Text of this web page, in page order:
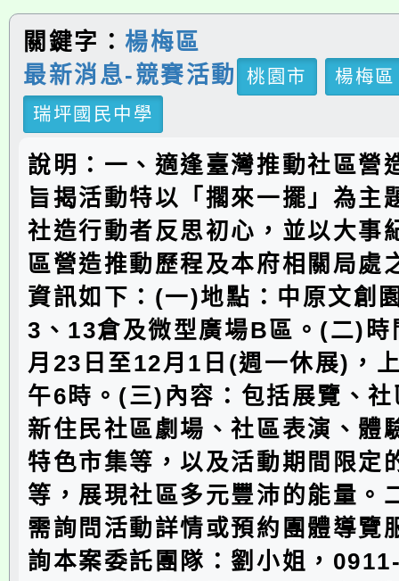
關鍵字： 楊梅區
最新消息-競賽活動
桃園市
楊梅區
瑞坪國民中學
說明：一、適逢臺灣推動社區營
旨揭活動特以「擱來一擺」為主
社造行動者反思初心，並以大事
區營造推動歷程及本府相關局處
資訊如下：(一)地點：中原文創
3、13倉及微型廣場B區。(二)
月23日至12月1日(週一休展)，
午6時。(三)內容：包括展覽、
新住民社區劇場、社區表演、體
特色市集等，以及活動期間限定
等，展現社區多元豐沛的能量。
需詢問活動詳情或預約團體導覽
詢本案委託團隊：劉小姐，